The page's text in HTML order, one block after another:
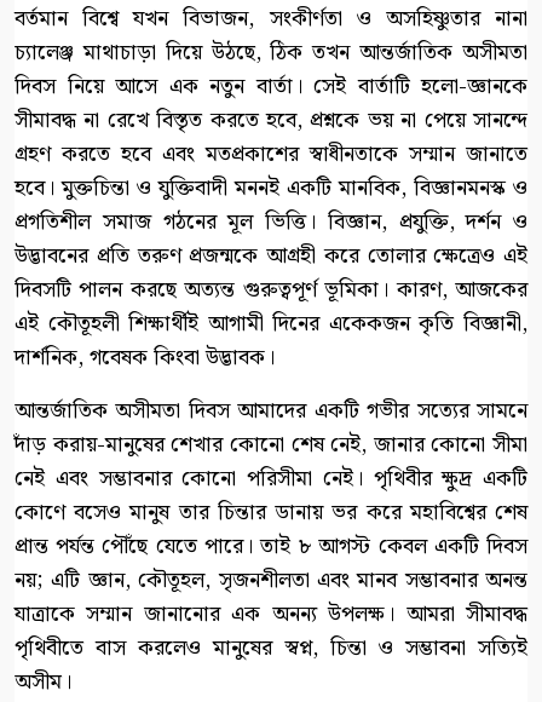
বর্তমান বিশ্বে যখন বিভাজন, সংকীর্ণতা ও অসহিষ্ণুতার নানা
চ্যালেঞ্জ মাথাচাড়া দিয়ে উঠছে, ঠিক তখন আন্তর্জাতিক অসীমতা
দিবস নিয়ে আসে এক নতুন বার্তা। সেই বার্তাটি হলো-জ্ঞানকে
সীমাবদ্ধ না রেখে বিস্তৃত করতে হবে, প্রশ্নকে ভয় না পেয়ে সানন্দে
গ্রহণ করতে হবে এবং মতপ্রকাশের স্বাধীনতাকে সম্মান জানাতে
হবে। মুক্তচিন্তা ও যুক্তিবাদী মননই একটি মানবিক, বিজ্ঞানমনস্ক ও
প্রগতিশীল সমাজ গঠনের মূল ভিত্তি। বিজ্ঞান, প্রযুক্তি, দর্শন ও
উদ্ভাবনের প্রতি তরুণ প্রজন্মকে আগ্রহী করে তোলার ক্ষেত্রেও এই
দিবসটি পালন করছে অত্যন্ত গুরুত্বপূর্ণ ভূমিকা। কারণ, আজকের
এই কৌতূহলী শিক্ষার্থীই আগামী দিনের একেকজন কৃতি বিজ্ঞানী,
দার্শনিক, গবেষক কিংবা উদ্ভাবক।
আন্তর্জাতিক অসীমতা দিবস আমাদের একটি গভীর সত্যের সামনে
দাঁড় করায়-মানুষের শেখার কোনো শেষ নেই, জানার কোনো সীমা
নেই এবং সম্ভাবনার কোনো পরিসীমা নেই। পৃথিবীর ক্ষুদ্র একটি
কোণে বসেও মানুষ তার চিন্তার ডানায় ভর করে মহাবিশ্বের শেষ
প্রান্ত পর্যন্ত পৌঁছে যেতে পারে। তাই ৮ আগস্ট কেবল একটি দিবস
নয়; এটি জ্ঞান, কৌতূহল, সৃজনশীলতা এবং মানব সম্ভাবনার অনন্ত
যাত্রাকে সম্মান জানানোর এক অনন্য উপলক্ষ। আমরা সীমাবদ্ধ
পৃথিবীতে বাস করলেও মানুষের স্বপ্ন, চিন্তা ও সম্ভাবনা সত্যিই
অসীম।